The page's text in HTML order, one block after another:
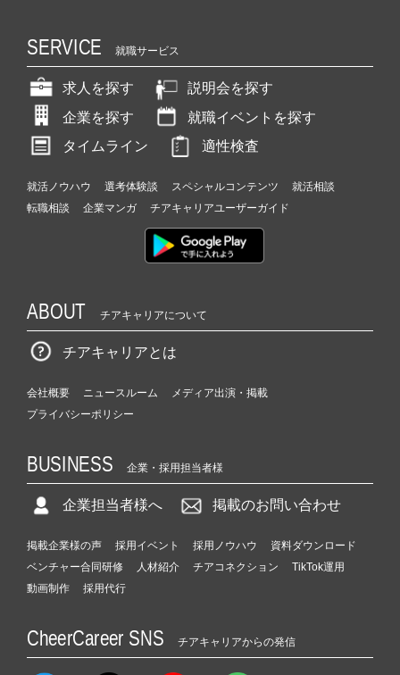
SERVICE 就職サービス
求人を探す
説明会を探す
企業を探す
就職イベントを探す
タイムライン
適性検査
就活ノウハウ 選考体験談 スペシャルコンテンツ
就活相談
転職相談
企業マンガ チアキャリアユーザーガイド
ABOUT チアキャリアについて
チアキャリアとは
会社概要 ニュースルーム
メディア出演・掲載
プライバシーポリシー
BUSINESS 企業・採用担当者様
企業担当者様へ 掲載のお問い合わせ
掲載企業様の声 採用イベント 採用ノウハウ
資料ダウンロード
ベンチャー合同研修
人材紹介 チアコネクション
TikTok運用
動画制作
採用代行
CheerCareer SNS チアキャリアからの発信